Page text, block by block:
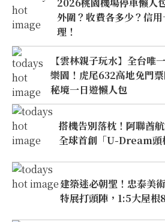
外圍？收費各多少？信
理！
【雲林親子玩水】全台唯
樂園！虎尾632高地免門
秘境一日遊懶人包
搭機告別落枕！阿聯酋
全球首創「U-Dream頭
建築迷必朝聖！忠泰美
特展打頭陣，1:5大屋根